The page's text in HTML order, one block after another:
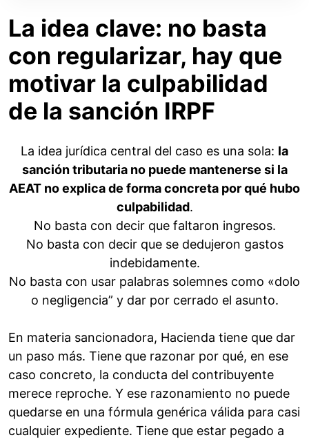
La idea clave: no basta
con regularizar, hay que
motivar la culpabilidad
de la sanción IRPF
La idea jurídica central del caso es una sola: la
sanción tributaria no puede mantenerse si la
AEAT no explica de forma concreta por qué hubo
culpabilidad.
No basta con decir que faltaron ingresos.
No basta con decir que se dedujeron gastos
indebidamente.
No basta con usar palabras solemnes como «dolo
o negligencia” y dar por cerrado el asunto.
En materia sancionadora, Hacienda tiene que dar
un paso más. Tiene que razonar por qué, en ese
caso concreto, la conducta del contribuyente
merece reproche. Y ese razonamiento no puede
quedarse en una fórmula genérica válida para casi
cualquier expediente. Tiene que estar pegado a